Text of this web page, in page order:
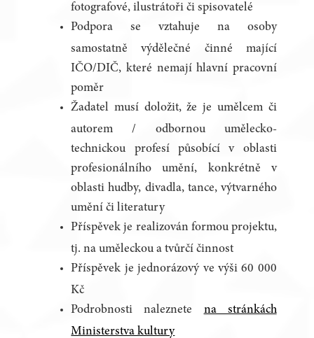
fotografové, ilustrátoři či spisovatelé
Podpora se vztahuje na osoby
samostatně výdělečné činné mající
IČO/DIČ, které nemají hlavní pracovní
poměr
Žadatel musí doložit, že je umělcem či
autorem / odbornou umělecko-
technickou profesí působící v oblasti
profesionálního umění, konkrétně v
oblasti hudby, divadla, tance, výtvarného
umění či literatury
Příspěvek je realizován formou projektu,
tj. na uměleckou a tvůrčí činnost
Příspěvek je jednorázový ve výši 60 000
Kč
Podrobnosti naleznete na stránkách
Ministerstva kultury